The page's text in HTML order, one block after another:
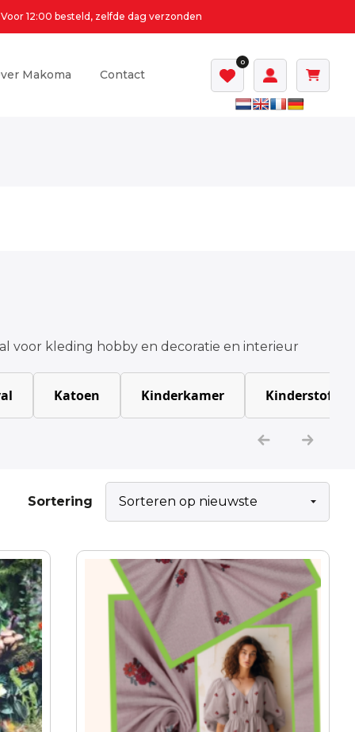
Voor 12:00 besteld, zelfde dag verzonden
Makoma Contact
0
voor kleding hobby en decoratie en interieur
Katoen Kinderkamer Kinderstoffen
Sortering
product
heeft
meerdere
variaties.
Deze
gekozen